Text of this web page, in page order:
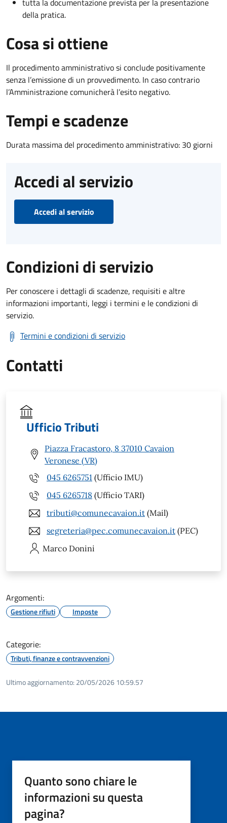
tutta la documentazione prevista per la presentazione
della pratica.
Cosa si ottiene
Il procedimento amministrativo si conclude positivamente
senza l’emissione di un provvedimento. In caso contrario
l’Amministrazione comunicherà l’esito negativo.
Tempi e scadenze
Durata massima del procedimento amministrativo: 30 giorni
Accedi al servizio
Accedi al servizio
Condizioni di servizio
Per conoscere i dettagli di scadenze, requisiti e altre
informazioni importanti, leggi i termini e le condizioni di
servizio.
Termini e condizioni di servizio
Contatti
Ufficio Tributi
Piazza Fracastoro, 8 37010 Cavaion
Veronese (VR)
045 6265751 (Ufficio IMU)
045 6265718 (Ufficio TARI)
tributi@comunecavaion.it (Mail)
segreteria@pec.comunecavaion.it (PEC)
Marco Donini
Argomenti:
Gestione rifiuti Imposte
Categorie:
Tributi, finanze e contravvenzioni
Ultimo aggiornamento: 20/05/2026 10:59.57
Quanto sono chiare le
informazioni su questa
pagina?